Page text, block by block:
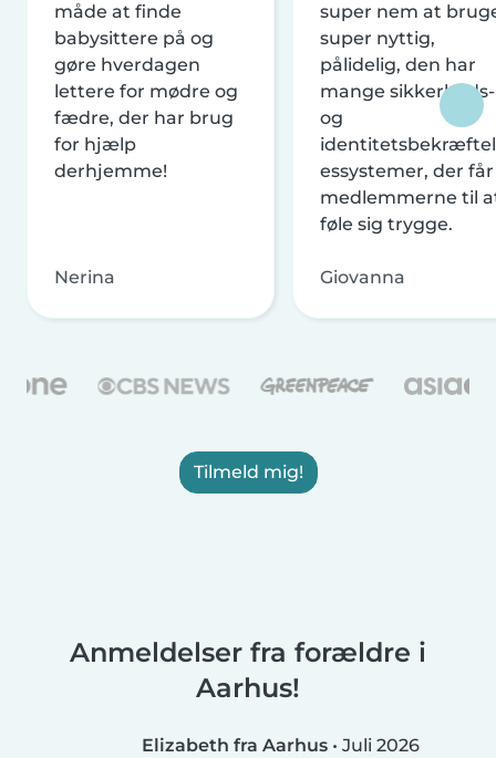
måde at finde
babysittere på og
gøre hverdagen
lettere for mødre og
fædre, der har brug
for hjælp
derhjemme!
Nerina
super nem at
super nyttig,
pålidelig, den har
mange sikkerheds-
og
essystemer, der får
medlemmerne til
føle sig trygge.
Giovanna
Tilmeld mig!
Anmeldelser fra forældre i
Aarhus!
Elizabeth fra Aarhus • Juli 2026